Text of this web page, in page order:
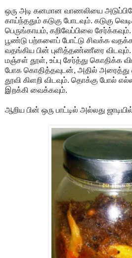
ஒரு அடி கனமான வாணலியை
காய்ந்ததும் கடுகு போடவும். கடுகு
பெருங்காயம், கறிவேப்பிலை
பூண்டு பற்களைப் போட்டு சிவக்க
வதங்கிய பின் புளித்தண்ணீரை
மஞ்சள் தூள், உப்பு சேர்த்து கொதிக்க
போக கொதித்தவுடன், அதில்
தூவி கிளறி விடவும். தொக்கு போல்
இறக்கி வைக்கவும்.
ஆறிய பின் ஒரு பாட்டில் அல்லது